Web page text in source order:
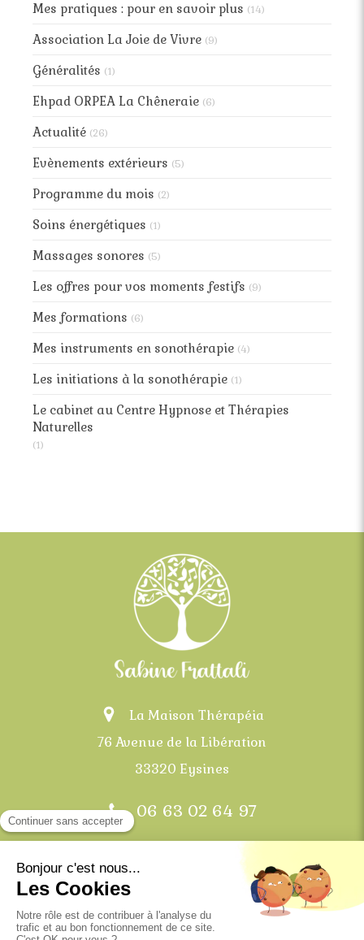
Mes pratiques : pour en savoir plus (14)
Association La Joie de Vivre (9)
Généralités (1)
Ehpad ORPEA La Chêneraie (6)
Actualité (26)
Evènements extérieurs (5)
Programme du mois (2)
Soins énergétiques (1)
Massages sonores (5)
Les offres pour vos moments festifs (9)
Mes formations (6)
Mes instruments en sonothérapie (4)
Les initiations à la sonothérapie (1)
Le cabinet au Centre Hypnose et Thérapies
Naturelles
(1)
La Maison Thérapéia
76 Avenue de la Libération
33320 Eysines
06 63 02 64 97
Médard-en-Jalles et communes alentours
Mentions légales